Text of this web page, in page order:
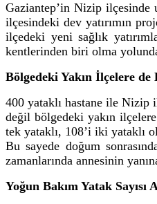
Gaziantep’in Nizip ilçesinde
ilçesindeki dev yatırımın
ilçedeki yeni sağlık
kentlerinden biri olma
Bölgedeki Yakın İlçelere de
400 yataklı hastane ile Nizip
değil bölgedeki yakın
tek yataklı, 108’i iki yataklı
Bu sayede doğum
zamanlarında annesinin
Yoğun Bakım Yatak Sayısı